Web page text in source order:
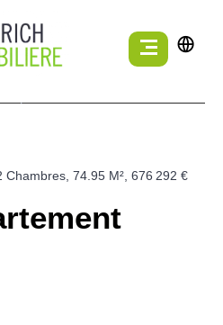
74.95 M², 676 292 €